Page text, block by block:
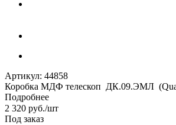
Артикул: 44858
Коробка МДФ телескоп ДК.09.ЭМЛ
Подробнее
2 320 руб./шт
Под заказ